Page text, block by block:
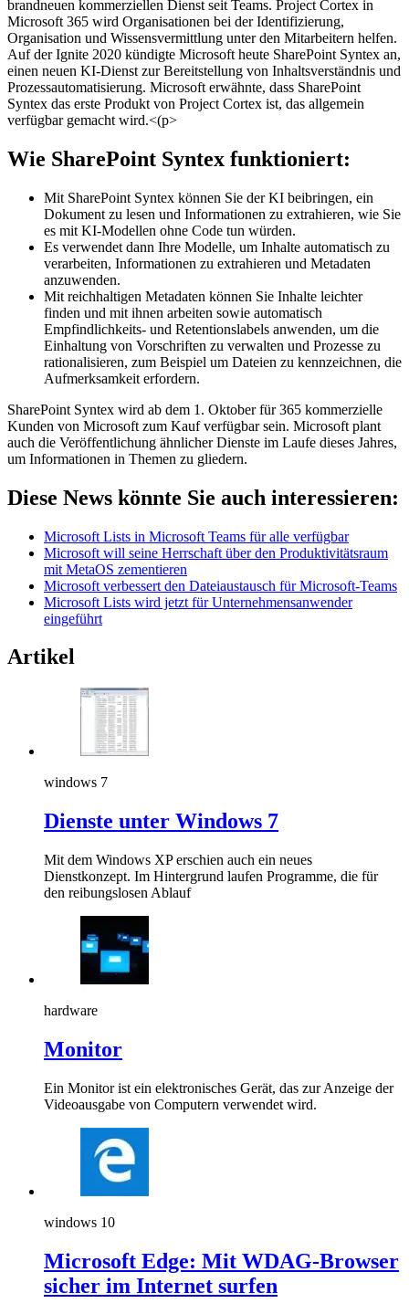
brandneuen kommerziellen Dienst seit Teams. Project Cortex in
Microsoft 365 wird Organisationen bei der Identifizierung,
Organisation und Wissensvermittlung unter den Mitarbeitern helfen.
Auf der Ignite 2020 kündigte Microsoft heute SharePoint Syntex an,
einen neuen KI-Dienst zur Bereitstellung von Inhaltsverständnis und
Prozessautomatisierung. Microsoft erwähnte, dass SharePoint
Syntex das erste Produkt von Project Cortex ist, das allgemein
verfügbar gemacht wird.<(p>
Wie SharePoint Syntex funktioniert:
Mit SharePoint Syntex können Sie der KI beibringen, ein
Dokument zu lesen und Informationen zu extrahieren, wie Sie
es mit KI-Modellen ohne Code tun würden.
Es verwendet dann Ihre Modelle, um Inhalte automatisch zu
verarbeiten, Informationen zu extrahieren und Metadaten
anzuwenden.
Mit reichhaltigen Metadaten können Sie Inhalte leichter
finden und mit ihnen arbeiten sowie automatisch
Empfindlichkeits- und Retentionslabels anwenden, um die
Einhaltung von Vorschriften zu verwalten und Prozesse zu
rationalisieren, zum Beispiel um Dateien zu kennzeichnen, die
Aufmerksamkeit erfordern.
SharePoint Syntex wird ab dem 1. Oktober für 365 kommerzielle
Kunden von Microsoft zum Kauf verfügbar sein. Microsoft plant
auch die Veröffentlichung ähnlicher Dienste im Laufe dieses Jahres,
um Informationen in Themen zu gliedern.
Diese News könnte Sie auch interessieren:
Microsoft Lists in Microsoft Teams für alle verfügbar
Microsoft will seine Herrschaft über den Produktivitätsraum
mit MetaOS zementieren
Microsoft verbessert den Dateiaustausch für Microsoft-Teams
Microsoft Lists wird jetzt für Unternehmensanwender
eingeführt
Artikel
windows 7
Dienste unter Windows 7
Mit dem Windows XP erschien auch ein neues
Dienstkonzept. Im Hintergrund laufen Programme, die für
den reibungslosen Ablauf
hardware
Monitor
Ein Monitor ist ein elektronisches Gerät, das zur Anzeige der
Videoausgabe von Computern verwendet wird.
windows 10
Microsoft Edge: Mit WDAG-Browser
sicher im Internet surfen